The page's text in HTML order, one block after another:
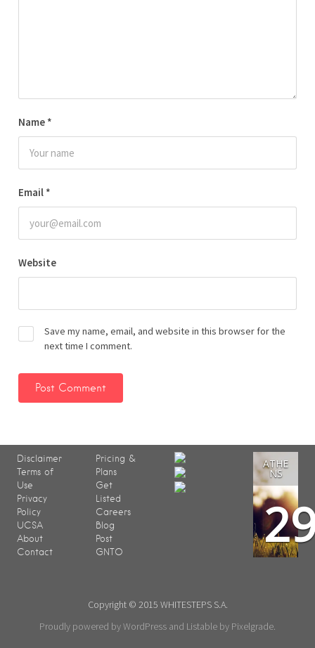
Name *
Email *
Website
Save my name, email, and website in this browser for the
next time I comment.
Disclaimer
Terms of
Use
Privacy
Policy
UCSA
About
Contact
Pricing &
Plans
Get
Listed
Careers
Blog
Post
GNTO
ATHE
NS
Copyright © 2015 WHITESTEPS S.A.
Proudly powered by WordPress and Listable by Pixelgrade.